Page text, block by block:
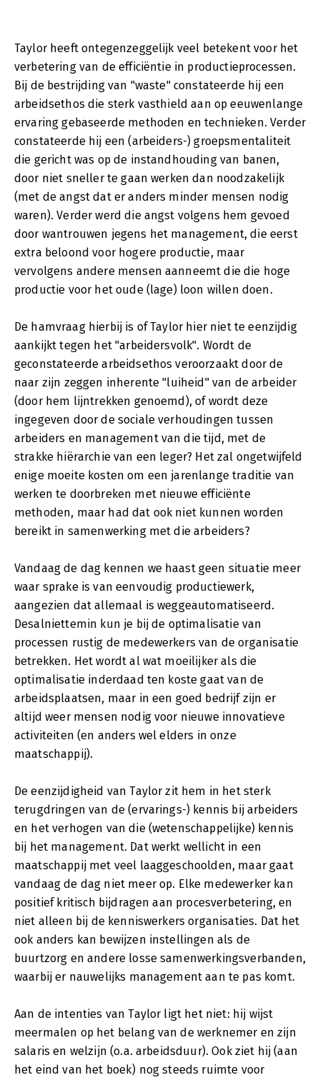
Taylor heeft ontegenzeggelijk veel betekent voor het
verbetering van de efficiëntie in productieprocessen.
Bij de bestrijding van "waste" constateerde hij een
arbeidsethos die sterk vasthield aan op eeuwenlange
ervaring gebaseerde methoden en technieken. Verder
constateerde hij een (arbeiders-) groepsmentaliteit
die gericht was op de instandhouding van banen,
door niet sneller te gaan werken dan noodzakelijk
(met de angst dat er anders minder mensen nodig
waren). Verder werd die angst volgens hem gevoed
door wantrouwen jegens het management, die eerst
extra beloond voor hogere productie, maar
vervolgens andere mensen aanneemt die die hoge
productie voor het oude (lage) loon willen doen.
De hamvraag hierbij is of Taylor hier niet te eenzijdig
aankijkt tegen het "arbeidersvolk". Wordt de
geconstateerde arbeidsethos veroorzaakt door de
naar zijn zeggen inherente "luiheid" van de arbeider
(door hem lijntrekken genoemd), of wordt deze
ingegeven door de sociale verhoudingen tussen
arbeiders en management van die tijd, met de
strakke hiërarchie van een leger? Het zal ongetwijfeld
enige moeite kosten om een jarenlange traditie van
werken te doorbreken met nieuwe efficiënte
methoden, maar had dat ook niet kunnen worden
bereikt in samenwerking met die arbeiders?
Vandaag de dag kennen we haast geen situatie meer
waar sprake is van eenvoudig productiewerk,
aangezien dat allemaal is weggeautomatiseerd.
Desalniettemin kun je bij de optimalisatie van
processen rustig de medewerkers van de organisatie
betrekken. Het wordt al wat moeilijker als die
optimalisatie inderdaad ten koste gaat van de
arbeidsplaatsen, maar in een goed bedrijf zijn er
altijd weer mensen nodig voor nieuwe innovatieve
activiteiten (en anders wel elders in onze
maatschappij).
De eenzijdigheid van Taylor zit hem in het sterk
terugdringen van de (ervarings-) kennis bij arbeiders
en het verhogen van die (wetenschappelijke) kennis
bij het management. Dat werkt wellicht in een
maatschappij met veel laaggeschoolden, maar gaat
vandaag de dag niet meer op. Elke medewerker kan
positief kritisch bijdragen aan procesverbetering, en
niet alleen bij de kenniswerkers organisaties. Dat het
ook anders kan bewijzen instellingen als de
buurtzorg en andere losse samenwerkingsverbanden,
waarbij er nauwelijks management aan te pas komt.
Aan de intenties van Taylor ligt het niet: hij wijst
meermalen op het belang van de werknemer en zijn
salaris en welzijn (o.a. arbeidsduur). Ook ziet hij (aan
het eind van het boek) nog steeds ruimte voor